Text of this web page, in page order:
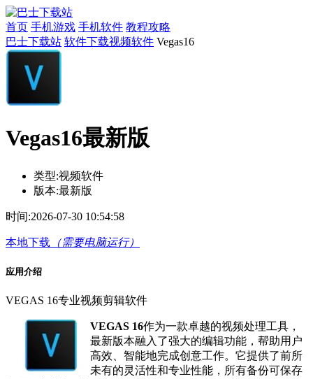
首页 手机游戏 手机软件 教程攻略
巴士下载站 软件下载视频软件 Vegas16
Vegas16最新版
类型:视频软件
版本:最新版
时间:2026-07-30 10:54:58
本地下载 （需要电脑运行）
应用介绍
VEGAS 16专业视频剪辑软件
VEGAS 16作为一款卓越的视频处理工具，
最新版本融入了强大的编辑功能，帮助用户
高效、智能地完成创意工作。它提供了前所
未有的灵活性和专业性能，所有备份可保存